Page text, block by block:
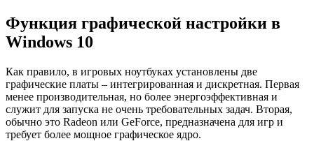
Функция графической настройки в
Windows 10
Как правило, в игровых ноутбуках установлены две
графические платы – интегрированная и дискретная. Первая
менее производительная, но более энергоэффективная и
служит для запуска не очень требовательных задач. Вторая,
обычно это Radeon или GeForce, предназначена для игр и
требует более мощное графическое ядро.